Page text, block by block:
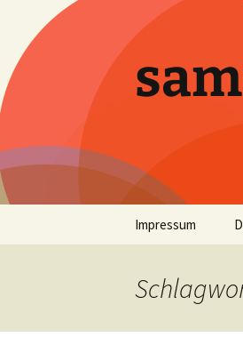
Inhalt
Impressum